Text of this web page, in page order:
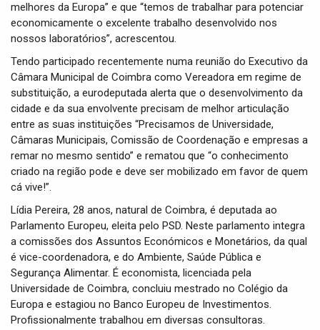
melhores da Europa” e que “temos de trabalhar para potenciar
economicamente o excelente trabalho desenvolvido nos
nossos laboratórios”, acrescentou.
Tendo participado recentemente numa reunião do Executivo da
Câmara Municipal de Coimbra como Vereadora em regime de
substituição, a eurodeputada alerta que o desenvolvimento da
cidade e da sua envolvente precisam de melhor articulação
entre as suas instituições “Precisamos de Universidade,
Câmaras Municipais, Comissão de Coordenação e empresas a
remar no mesmo sentido” e rematou que “o conhecimento
criado na região pode e deve ser mobilizado em favor de quem
cá vive!”.
Lídia Pereira, 28 anos, natural de Coimbra, é deputada ao
Parlamento Europeu, eleita pelo PSD. Neste parlamento integra
a comissões dos Assuntos Económicos e Monetários, da qual
é vice-coordenadora, e do Ambiente, Saúde Pública e
Segurança Alimentar. É economista, licenciada pela
Universidade de Coimbra, concluiu mestrado no Colégio da
Europa e estagiou no Banco Europeu de Investimentos.
Profissionalmente trabalhou em diversas consultoras.